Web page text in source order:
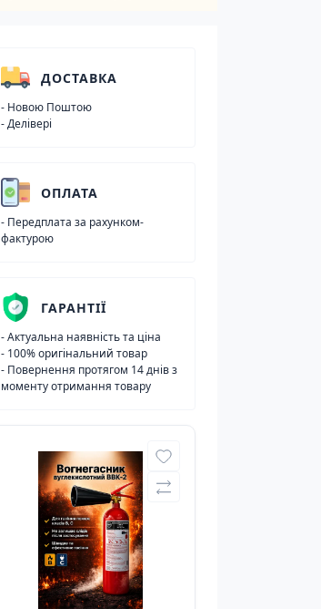
ДОСТАВКА
- Новою Поштою
- Делівері
ОПЛАТА
- Передплата за рахунком-
фактурою
ГАРАНТІЇ
- Актуальна наявність та ціна
- 100% оригінальний товар
- Повернення протягом 14 днів з
моменту отримання товару